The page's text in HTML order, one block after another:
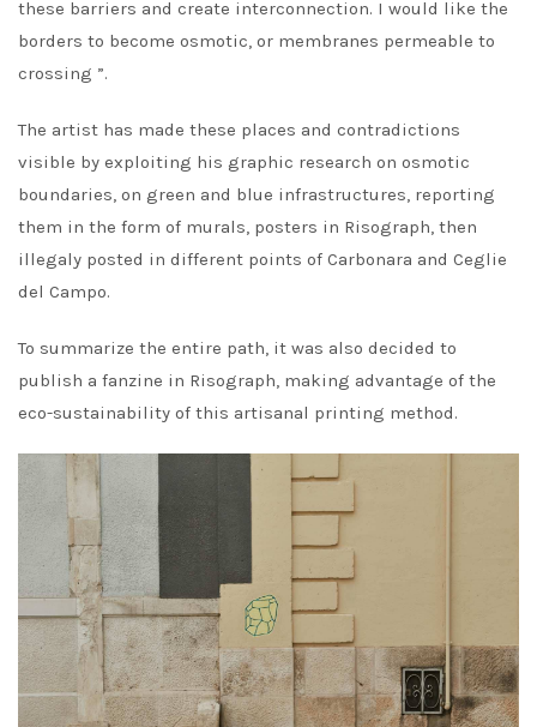
these barriers and create interconnection. I would like the
borders to become osmotic, or membranes permeable to
crossing ”.
The artist has made these places and contradictions
visible by exploiting his graphic research on osmotic
boundaries, on green and blue infrastructures, reporting
them in the form of murals, posters in Risograph, then
illegaly posted in different points of Carbonara and Ceglie
del Campo.
To summarize the entire path, it was also decided to
publish a fanzine in Risograph, making advantage of the
eco-sustainability of this artisanal printing method.